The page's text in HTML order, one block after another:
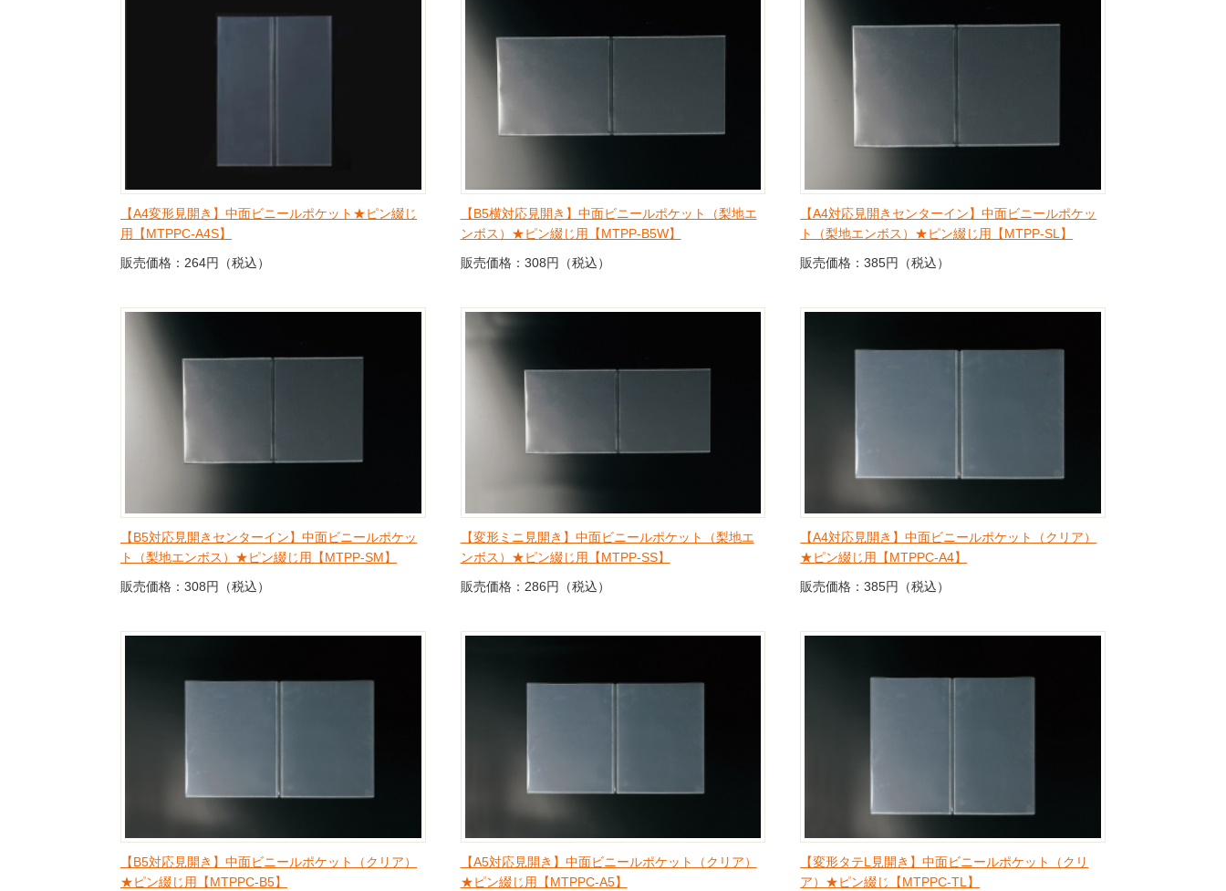
【A4変形見開き】中面ビニールポケット★ピン綴じ
用【MTPPC-A4S】
販売価格：264円（税込）
【B5横対応見開き】中面ビニールポケット（梨地エ
ンボス）★ピン綴じ用【MTPP-B5W】
販売価格：308円（税込）
【A4対応見開きセンターイン】中面ビニールポケッ
ト（梨地エンボス）★ピン綴じ用【MTPP-SL】
販売価格：385円（税込）
【B5対応見開きセンターイン】中面ビニールポケッ
ト（梨地エンボス）★ピン綴じ用【MTPP-SM】
販売価格：308円（税込）
【変形ミニ見開き】中面ビニールポケット（梨地エ
ンボス）★ピン綴じ用【MTPP-SS】
販売価格：286円（税込）
【A4対応見開き】中面ビニールポケット（クリア）
★ピン綴じ用【MTPPC-A4】
販売価格：385円（税込）
【B5対応見開き】中面ビニールポケット（クリア）
★ピン綴じ用【MTPPC-B5】
【A5対応見開き】中面ビニールポケット（クリア）
★ピン綴じ用【MTPPC-A5】
【変形タテL見開き】中面ビニールポケット（クリ
ア）★ピン綴じ【MTPPC-TL】